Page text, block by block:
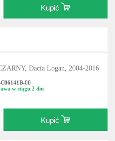
Kupić
Dacia Logan, 2004-2016
00
w ciągu 2 dni
Kupić